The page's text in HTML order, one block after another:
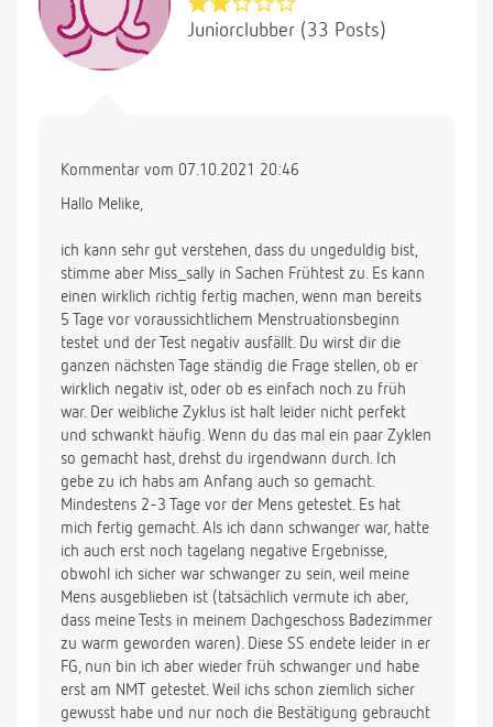
Juniorclubber (33 Posts)
Kommentar vom 07.10.2021 20:46
Hallo Melike,
ich kann sehr gut verstehen, dass du ungeduldig bist,
stimme aber Miss_sally in Sachen Frühtest zu. Es kann
einen wirklich richtig fertig machen, wenn man bereits
5 Tage vor voraussichtlichem Menstruationsbeginn
testet und der Test negativ ausfällt. Du wirst dir die
ganzen nächsten Tage ständig die Frage stellen, ob er
wirklich negativ ist, oder ob es einfach noch zu früh
war. Der weibliche Zyklus ist halt leider nicht perfekt
und schwankt häufig. Wenn du das mal ein paar Zyklen
so gemacht hast, drehst du irgendwann durch. Ich
gebe zu ich habs am Anfang auch so gemacht.
Mindestens 2-3 Tage vor der Mens getestet. Es hat
mich fertig gemacht. Als ich dann schwanger war, hatte
ich auch erst noch tagelang negative Ergebnisse,
obwohl ich sicher war schwanger zu sein, weil meine
Mens ausgeblieben ist (tatsächlich vermute ich aber,
dass meine Tests in meinem Dachgeschoss Badezimmer
zu warm geworden waren). Diese SS endete leider in er
FG, nun bin ich aber wieder früh schwanger und habe
erst am NMT getestet. Weil ichs schon ziemlich sicher
gewusst habe und nur noch die Bestätigung gebraucht